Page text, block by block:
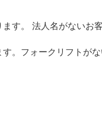
す。 法人名がないお
。フォークリフトが